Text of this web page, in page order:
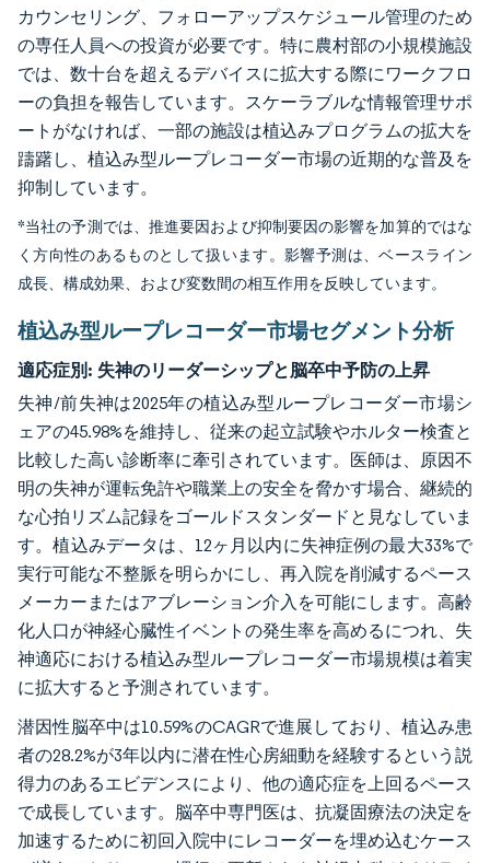
カウンセリング、フォローアップスケジュール管理のため
の専任人員への投資が必要です。特に農村部の小規模施設
では、数十台を超えるデバイスに拡大する際にワークフロ
ーの負担を報告しています。スケーラブルな情報管理サポ
ートがなければ、一部の施設は植込みプログラムの拡大を
躊躇し、植込み型ループレコーダー市場の近期的な普及を
抑制しています。
*当社の予測では、推進要因および抑制要因の影響を加算的ではな
く方向性のあるものとして扱います。影響予測は、ベースライン
成長、構成効果、および変数間の相互作用を反映しています。
植込み型ループレコーダー市場セグメント分析
適応症別: 失神のリーダーシップと脳卒中予防の上昇
失神/前失神は2025年の植込み型ループレコーダー市場シ
ェアの45.98%を維持し、従来の起立試験やホルター検査と
比較した高い診断率に牽引されています。医師は、原因不
明の失神が運転免許や職業上の安全を脅かす場合、継続的
な心拍リズム記録をゴールドスタンダードと見なしていま
す。植込みデータは、12ヶ月以内に失神症例の最大33%で
実行可能な不整脈を明らかにし、再入院を削減するペース
メーカーまたはアブレーション介入を可能にします。高齢
化人口が神経心臓性イベントの発生率を高めるにつれ、失
神適応における植込み型ループレコーダー市場規模は着実
に拡大すると予測されています。
潜因性脳卒中は10.59%のCAGRで進展しており、植込み患
者の28.2%が3年以内に潜在性心房細動を経験するという説
得力のあるエビデンスにより、他の適応症を上回るペース
で成長しています。脳卒中専門医は、抗凝固療法の決定を
加速するために初回入院中にレコーダーを埋め込むケース